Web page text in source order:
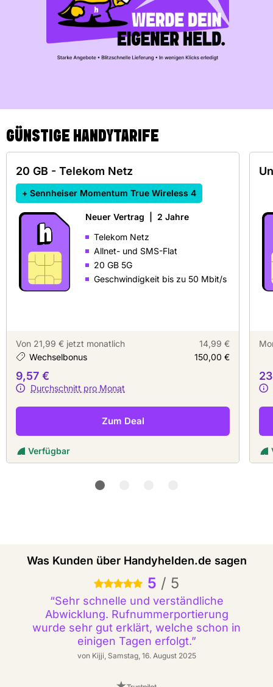
GÜNSTIGE HANDYTARIFE
20 GB - Telekom Netz
+ Sennheiser Momentum True Wireless 4
Neuer Vertrag
2 Jahre
Telekom Netz
Allnet- und SMS-Flat
20 GB 5G
Geschwindigkeit bis zu 50 Mbit/s
Von 21,99 € jetzt monatlich
14,99 €
Wechselbonus
150,00 €
9,57 €
Durchschnitt pro Monat
Zum Deal
Verfügbar
Was Kunden über Handyhelden.de sagen
5 Sterne
5 / 5
Sehr schnelle und verständliche
Abwicklung. Rufnummerportierung
wurde sehr gut erklärt, welche schon in
einigen Tagen erfolgt.
von Kijji, Samstag, 16. August 2025